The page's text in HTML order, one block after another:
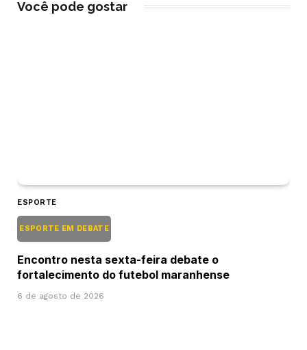
Você pode gostar
ESPORTE
ESPORTE EM DEBATE
Encontro nesta sexta-feira debate o
fortalecimento do futebol maranhense
6 de agosto de 2026